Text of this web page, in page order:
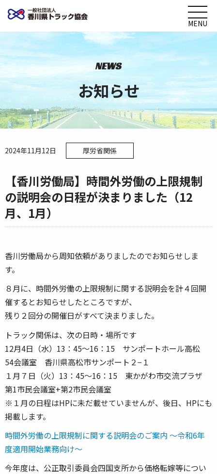
MENU
NEWS
お知らせ
2024年11月12日 厚労省関係
【香川労働局】時間外労働の上限規制
の説明会の日程が決まりました（12
月、1月）
香川労働局から周知依頼がありましたのでお知らせしま
す。
８月に、時間外労働の上限規制に関する説明会を計４回開
催するとお知らせしたところですが、
残り２回分の開催日がすべて決まりました。
トラック関係は、次の日時・場所です
12月4日（水）13：45～16：15 サンポートホール高松
54会議室 香川県高松市サンポート２−１
１月７日（火）13：45～16：15 東かがわ市交流プラザ
第1市民会議室+第2市民会議室
※１月の日程はHPに未だ載せていませんが、後日、HPにも
掲載します。
時間外労働の上限規制に関する説明会のご案内 ～令和6年
度適用開始業務向け～
今年度は、公正取引委員会四国支所から価格転嫁等につい